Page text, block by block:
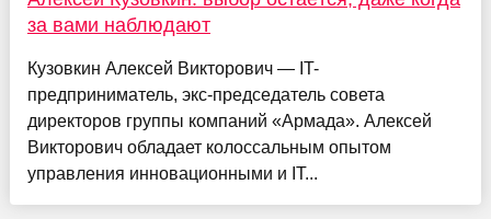
за вами наблюдают
Кузовкин Алексей Викторович — IT-
предприниматель, экс-председатель совета
директоров группы компаний «Армада». Алексей
Викторович обладает колоссальным опытом
управления инновационными и IT...